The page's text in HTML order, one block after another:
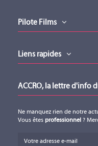
Pilote Films
Liens rapides
ACCRO, la lettre d'info
Ne manquez rien de notre
Vous êtes professionnel ?